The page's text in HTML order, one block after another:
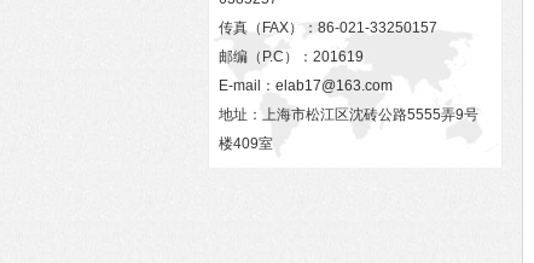
传真（FAX）：86-021-33250157
邮编（P.C）：201619
E-mail： elab17@163.com
地址：上海市松江区沈砖公路5555弄9号
楼409室